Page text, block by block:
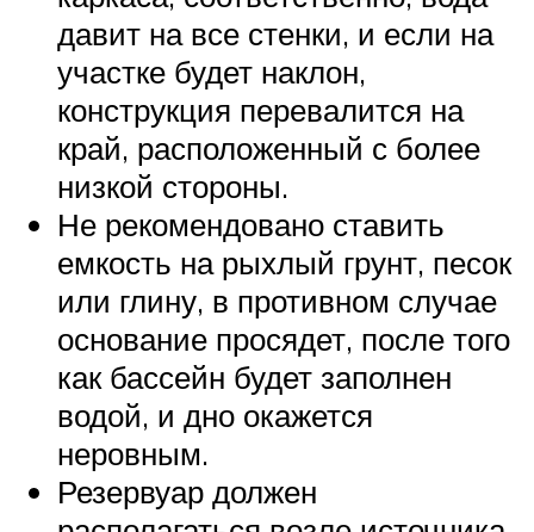
давит на все стенки, и если на
участке будет наклон,
конструкция перевалится на
край, расположенный с более
низкой стороны.
Не рекомендовано ставить
емкость на рыхлый грунт, песок
или глину, в противном случае
основание просядет, после того
как бассейн будет заполнен
водой, и дно окажется
неровным.
Резервуар должен